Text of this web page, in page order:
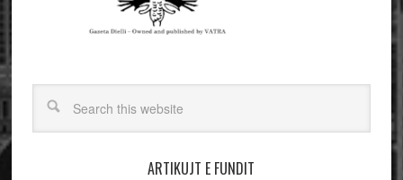
ARTIKUJT E FUNDIT